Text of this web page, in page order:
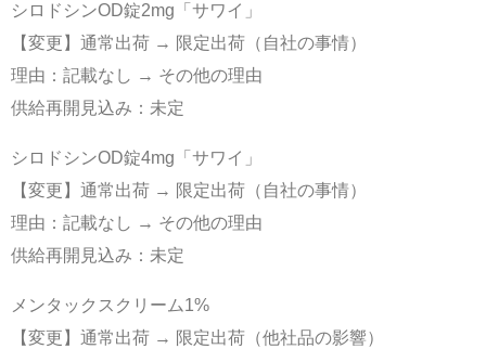
シロドシンOD錠2mg「サワイ」
【変更】通常出荷 → 限定出荷（自社の事情）
理由：記載なし → その他の理由
供給再開見込み：未定
シロドシンOD錠4mg「サワイ」
【変更】通常出荷 → 限定出荷（自社の事情）
理由：記載なし → その他の理由
供給再開見込み：未定
メンタックスクリーム1%
【変更】通常出荷 → 限定出荷（他社品の影響）